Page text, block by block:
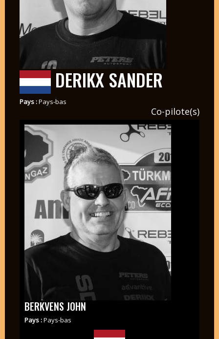
DERIKX SANDER
Pays :Pays-bas
Co-pilote(s)
BERKVENS JOHN
Pays :Pays-bas